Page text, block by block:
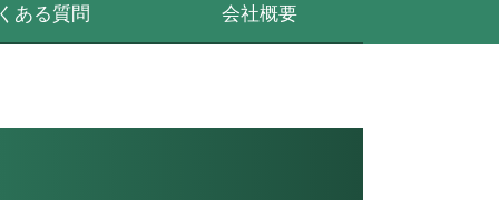
ある質問 会社概要